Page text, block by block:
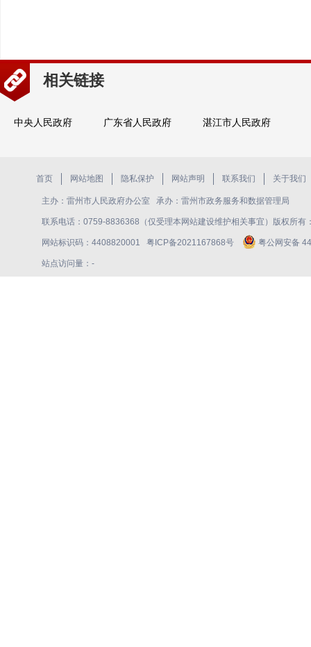
相关链接
中央人民政府 广东省人民政府 湛江市人民政府
首页 网站地图 隐私保护 网站声明 联系我们 关于我们
主办：雷州市人民政府办公室 承办：雷州市政务服务和数据管理局
联系电话：0759-8836368（仅受理本网站建设维护相关事宜）版权所有
网站标识码：4408820001 粤ICP备2021167868号 粤公网安备
站点访问量： -